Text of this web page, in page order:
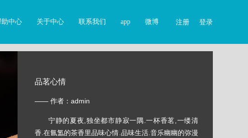
注册 登录
助中心 关于中心 联系我们 app 微博
品茗心情
—— 作者：admin
宁静的夏夜,独坐都市静寂一隅.一杯香茗,一缕清
香.在氤氲的茶香里品味心情.品味生活.音乐幽幽的弥漫